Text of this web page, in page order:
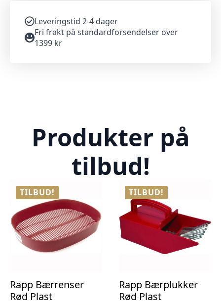
Leveringstid 2-4 dager
Fri frakt på standardforsendelser over
1399 kr
Produkter på
tilbud!
TILBUD!
Rapp Bærrenser
Rød Plast
TILBUD!
Rapp Bærplukker
Rød Plast